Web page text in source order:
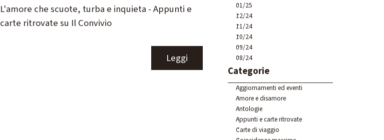
L'amore che scuote, turba e inquieta - Appunti e
carte ritrovate su Il Convivio
Leggi
01/25
12/24
11/24
10/24
09/24
08/24
Salta blocco Categorie
Categorie
Aggiornamenti ed eventi
Amore e disamore
Antologie
Appunti e carte ritrovate
Carte di viaggio